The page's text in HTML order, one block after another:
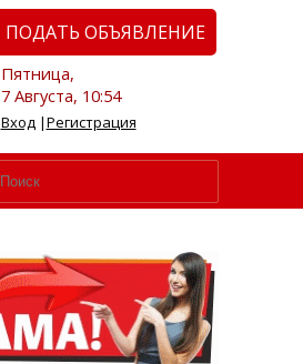
ПОДАТЬ ОБЪЯВЛЕНИЕ
Пятница,
7 Августа, 10:54
Вход|Регистрация